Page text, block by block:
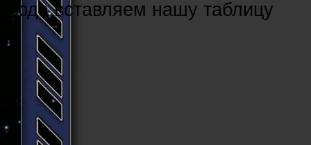
Cюда вставляем нашу таблицу